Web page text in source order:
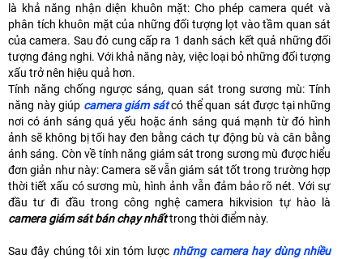
là khả năng nhận diện khuôn mặt: Cho phép camera quét và
phân tích khuôn mặt của những đối tượng lọt vào tầm quan sát
của camera. Sau đó cung cấp ra 1 danh sách kết quả những đối
tượng đáng nghi. Với khả năng này, việc loại bỏ những đối tượng
xấu trở nên hiệu quả hơn.
Tính năng chống ngược sáng, quan sát trong sương mù: ​Tính
năng này giúp camera giám sátcó thể quan sát được tại những
nơi có ánh sáng quá yếu hoặc ánh sáng quá mạnh từ đó hình
ảnh sẽ không bị tối hay đen bằng cách tự động bù và cân bằng
ánh sáng. Còn về tính năng giám sát trong sương mù được hiểu
đơn giản như này: Camera sẽ vẫn giám sát tốt trong trường hợp
thời tiết xấu có sương mù, hình ảnh vẫn đảm bảo rõ nét. Với sự
đầu tư đi đầu trong công nghệ camera hikvision tự hào là
camera giám sát bán chạy nhấttrong thời điểm này.
Sau đây chúng tôi xin tóm lược những camera hay dùng nhiều